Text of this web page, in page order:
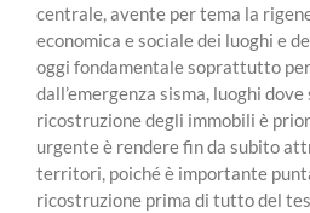
centrale, avente per tema la
economica e sociale dei luoghi e
oggi fondamentale soprattutto
dall’emergenza sisma, luoghi
ricostruzione degli immobili è
urgente è rendere fin da subito
territori, poiché è importante
ricostruzione prima di tutto del